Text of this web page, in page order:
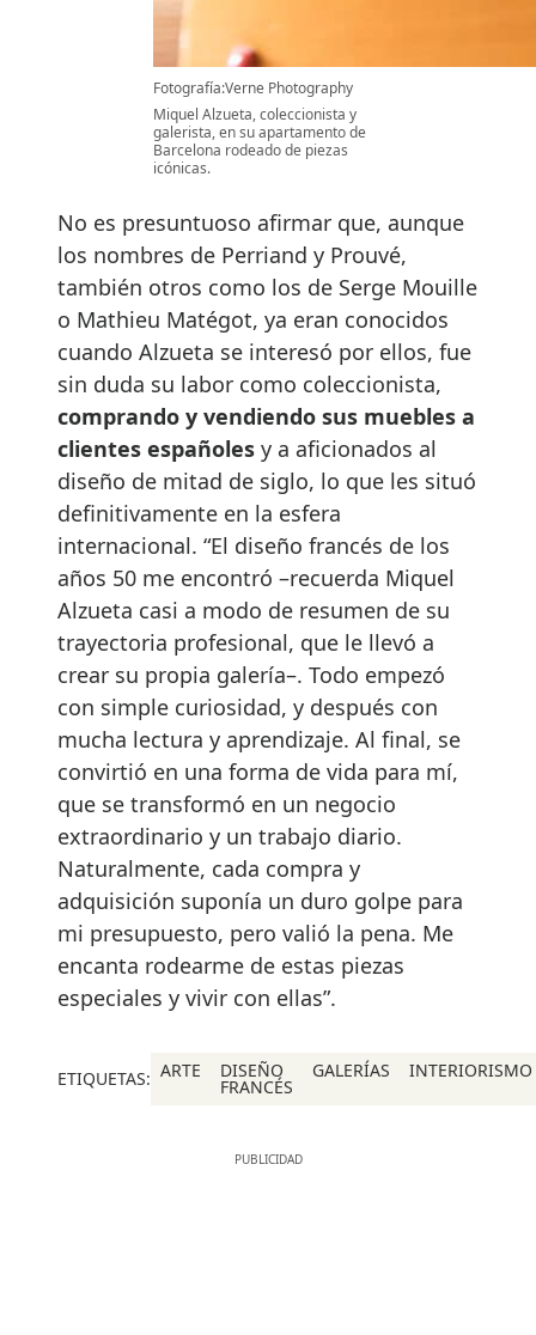
Fotografía:Verne Photography
Miquel Alzueta, coleccionista y
galerista, en su apartamento de
Barcelona rodeado de piezas
icónicas.
No es presuntuoso afirmar que, aunque
los nombres de Perriand y Prouvé,
también otros como los de Serge Mouille
o Mathieu Matégot, ya eran conocidos
cuando Alzueta se interesó por ellos, fue
sin duda su labor como coleccionista,
comprando y vendiendo sus muebles a
clientes españoles y a aficionados al
diseño de mitad de siglo, lo que les situó
definitivamente en la esfera
internacional. “El diseño francés de los
años 50 me encontró –recuerda Miquel
Alzueta casi a modo de resumen de su
trayectoria profesional, que le llevó a
crear su propia galería–. Todo empezó
con simple curiosidad, y después con
mucha lectura y aprendizaje. Al final, se
convirtió en una forma de vida para mí,
que se transformó en un negocio
extraordinario y un trabajo diario.
Naturalmente, cada compra y
adquisición suponía un duro golpe para
mi presupuesto, pero valió la pena. Me
encanta rodearme de estas piezas
especiales y vivir con ellas”.
ETIQUETAS: ARTE DISEÑO
FRANCÉS
GALERÍAS INTERIORISMO